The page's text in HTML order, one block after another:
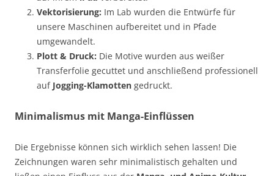
Vektorisierung: Im Lab wurden die Entwürfe für
unsere Maschinen aufbereitet und in Pfade
umgewandelt.
Plott & Druck: Die Motive wurden aus weißer
Transferfolie gecuttet und anschließend professionell
auf Jogging-Klamotten gedruckt.
Minimalismus mit Manga-Einflüssen
Die Ergebnisse können sich wirklich sehen lassen! Die
Zeichnungen waren sehr minimalistisch gehalten und